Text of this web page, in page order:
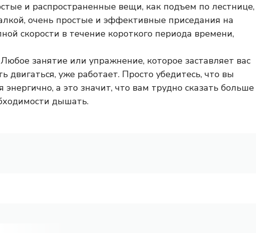
и распространенные вещи, как подъем по лестнице,
очень простые и эффективные приседания на
скорости в течение короткого периода времени,
Любое занятие или упражнение, которое заставляет вас
двигаться, уже работает. Просто убедитесь, что вы
энергично, а это значит, что вам трудно сказать больше
дышать.